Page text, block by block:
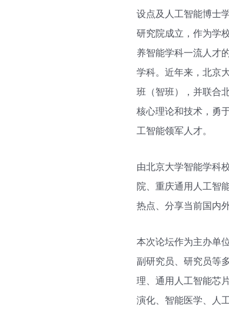
设点及人工智能博士
研究院成立，作为学
养智能学科一流人才
学科。近年来，北京
班（智班），并联合
核心理论和技术，勇
工智能领军人才。
由北京大学智能学科
院、重庆通用人工智
热点、分享当前国内
本次论坛作为主办单
副研究员、研究员等
理、通用人工智能芯
演化、智能医学、人